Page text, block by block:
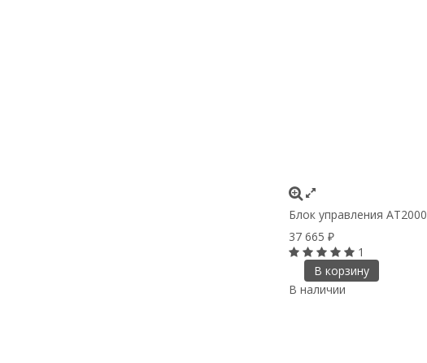
Блок управления
37 665 ₽
1
В корзину
В наличии